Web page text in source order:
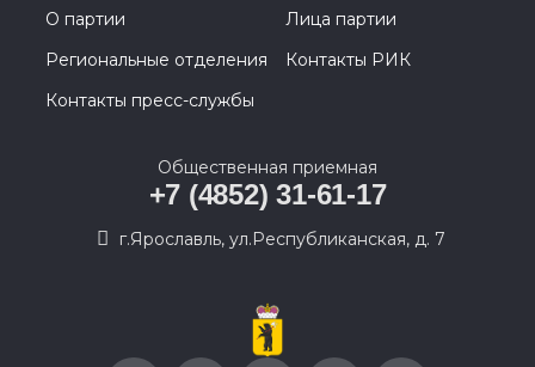
О партии
Лица партии
Региональные отделения
Контакты РИК
Контакты пресс-службы
Общественная приемная
+7 (4852) 31-61-17
г.Ярославль, ул.Республиканская, д. 7